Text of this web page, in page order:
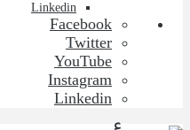
Linkedin
Facebook
Twitter
YouTube
Instagram
Linkedin